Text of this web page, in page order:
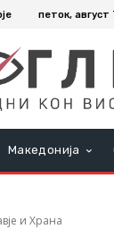
петок, август
Македонија
и Храна